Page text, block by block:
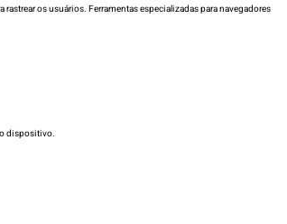
os usuários. Ferramentas especializadas para navegadores
dispositivo.